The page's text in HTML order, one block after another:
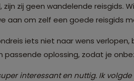
zij geen wandelende reisgids.
aan om zelf een goede reisgids
iets niet naar wens
passende oplossing, zodat je
interessant en nuttig. Ik